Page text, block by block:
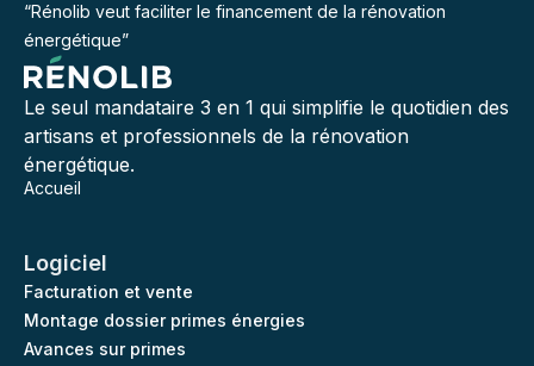
“Rénolib veut faciliter le financement de la rénovation
énergétique”
Le seul mandataire 3 en 1 qui simplifie le quotidien des
artisans et professionnels de la rénovation
énergétique.
Accueil
Logiciel
Facturation et vente
Montage dossier primes énergies
Avances sur primes